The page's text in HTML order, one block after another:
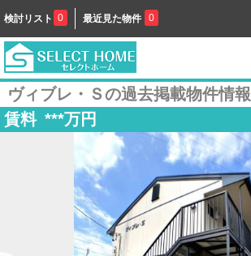
検討リスト 0 最近見た物件 0
ヴィブレ・Ｓの過去掲載物件情報
賃料 ***万円